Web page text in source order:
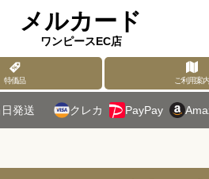
メルカード
ワンピースEC店
特価品 ご利用案内
発送 クレカ PayPay